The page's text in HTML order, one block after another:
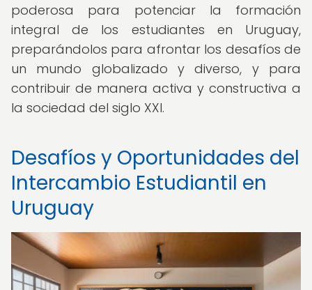
poderosa para potenciar la formación
integral de los estudiantes en Uruguay,
preparándolos para afrontar los desafíos de
un mundo globalizado y diverso, y para
contribuir de manera activa y constructiva a
la sociedad del siglo XXI.
Desafíos y Oportunidades del
Intercambio Estudiantil en
Uruguay